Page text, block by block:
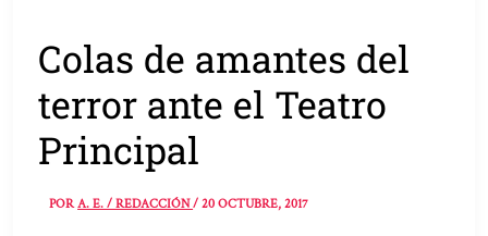
Colas de amantes del
terror ante el Teatro
Principal
PORA. E. / REDACCIÓN/20 OCTUBRE, 2017